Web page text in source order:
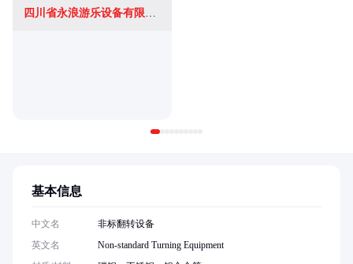
基本信息
中文名
非标翻转设备
英文名
Non-standard Turning Equipment